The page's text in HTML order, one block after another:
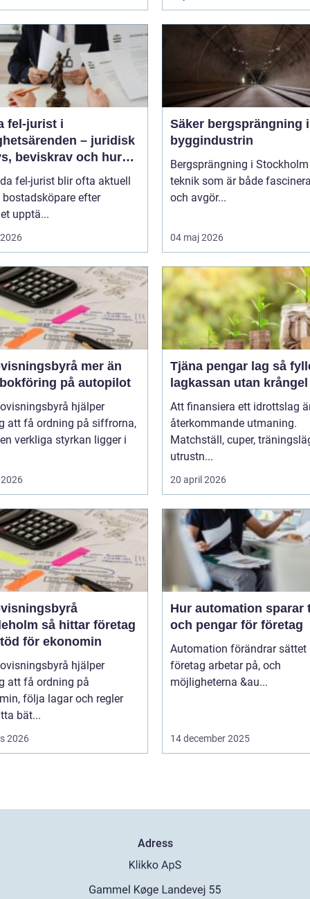
fel-jurist i
– juridisk
beviskrav och hur
fördelas vid
fel-jurist blir ofta aktuell
bostadsköpare efter
upptä...
Säker bergsprängning
byggindustrin
Bergsprängning i
teknik som är både
och avgör...
04 maj 2026
mer än
på autopilot
hjälper
att få ordning på siffrorna,
verkliga styrkan ligger i
Tjäna pengar lag så fyller ni
lagkassan utan krångel
Att finansiera ett idrottslag
återkommande utmaning.
Matchställ, cuper,
utrustn...
20 april 2026
hittar företag
för ekonomin
hjälper
att få ordning på
följa lagar och regler
bät...
2026
Hur automation sparar
och pengar för företag
Automation förändrar sättet
företag arbetar på, och
möjligheterna &au...
14 december 2025
Adress